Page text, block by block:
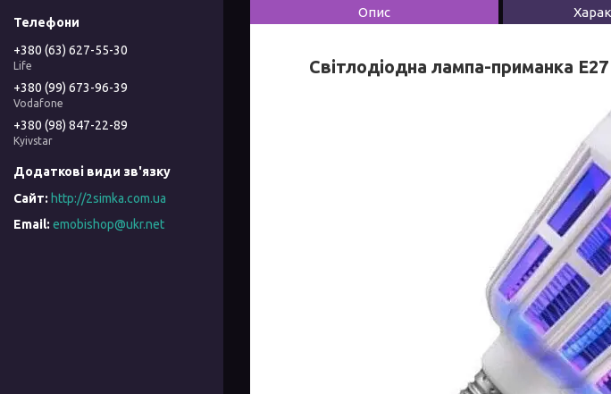
Опис
Світлодіодна лампа-приманка
+380 (63) 627-55-30
Life
+380 (99) 673-96-39
Vodafone
+380 (98) 847-22-89
Kyivstar
http://2simka.com.ua
emobishop@ukr.net